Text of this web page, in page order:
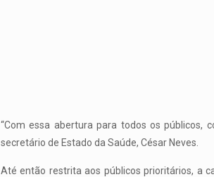
“Com essa abertura para todos os públicos,
secretário de Estado da Saúde, César Neves.
Até então restrita aos públicos prioritários, a